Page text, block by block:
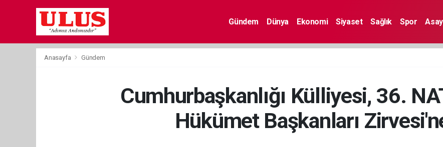
Gündem Dünya Ekonomi Siyaset Sağlık Spor
Anasayfa Gündem
Cumhurbaşkanlığı Külliyesi, 36.
Hükümet Başkanları